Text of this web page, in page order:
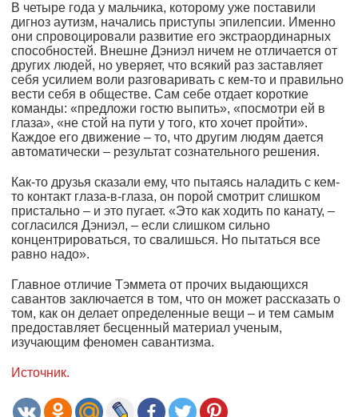
В четыре года у мальчика, которому уже поставили
дигноз аутизм, начались приступы эпилепсии. Именно
они спровоцировали развитие его экстраординарных
способностей. Внешне Дэниэл ничем не отличается от
других людей, но уверяет, что всякий раз заставляет
себя усилием воли разговаривать с кем-то и правильно
вести себя в обществе. Сам себе отдает короткие
команды: «предложи гостю выпить», «посмотри ей в
глаза», «не стой на пути у того, кто хочет пройти».
Каждое его движение – то, что другим людям дается
автоматически – результат сознательного решения.
Как-то друзья сказали ему, что пытаясь наладить с кем-
то контакт глаза-в-глаза, он порой смотрит слишком
пристально – и это пугает. «Это как ходить по канату, –
согласился Дэниэл, – если слишком сильно
концентрироваться, то свалишься. Но пытаться все
равно надо».
Главное отличие Тэммета от прочих выдающихся
савантов заключается в том, что он может рассказать о
том, как он делает определенные вещи – и тем самым
предоставляет бесценный материал ученым,
изучающим феномен савантизма.
Источник.